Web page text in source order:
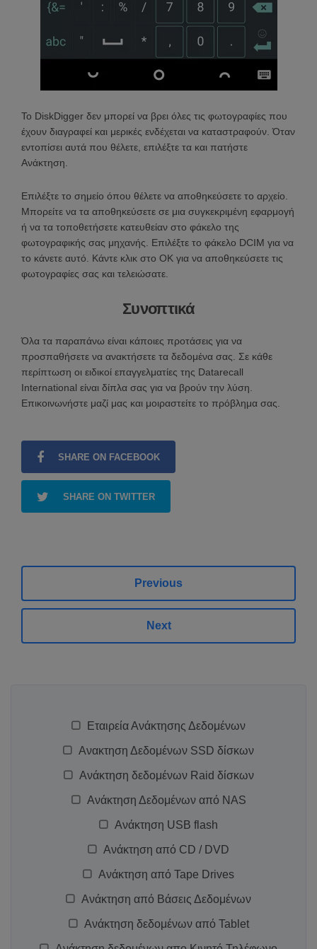
Το DiskDigger δεν μπορεί να βρει όλες τις φωτογραφίες που
έχουν διαγραφεί και μερικές ενδέχεται να καταστραφούν. Όταν
εντοπίσει αυτά που θέλετε, επιλέξτε τα και πατήστε
Ανάκτηση.
Επιλέξτε το σημείο όπου θέλετε να αποθηκεύσετε το αρχείο.
Μπορείτε να τα αποθηκεύσετε σε μια συγκεκριμένη εφαρμογή
ή να τα τοποθετήσετε κατευθείαν στο φάκελο της
φωτογραφικής σας μηχανής. Επιλέξτε το φάκελο DCIM για να
το κάνετε αυτό. Κάντε κλικ στο OK για να αποθηκεύσετε τις
φωτογραφίες σας και τελειώσατε.
Συνοπτικά
Όλα τα παραπάνω είναι κάποιες προτάσεις για να
προσπαθήσετε να ανακτήσετε τα δεδομένα σας. Σε κάθε
περίπτωση οι ειδικοί επαγγελματίες της Datarecall
International είναι δίπλα σας για να βρούν την λύση.
Επικοινωνήστε μαζί μας και μοιραστείτε το πρόβλημα σας.
SHARE ON FACEBOOK
SHARE ON TWITTER
Previous
Next
Εταιρεία Ανάκτησης Δεδομένων
Ανακτηση Δεδομένων SSD δίσκων
Ανάκτηση δεδομένων Raid δίσκων
Ανάκτηση Δεδομένων από NAS
Ανάκτηση USB flash
Ανάκτηση από CD / DVD
Ανάκτηση από Tape Drives
Ανάκτηση από Βάσεις Δεδομένων
Ανάκτηση δεδομένων από Tablet